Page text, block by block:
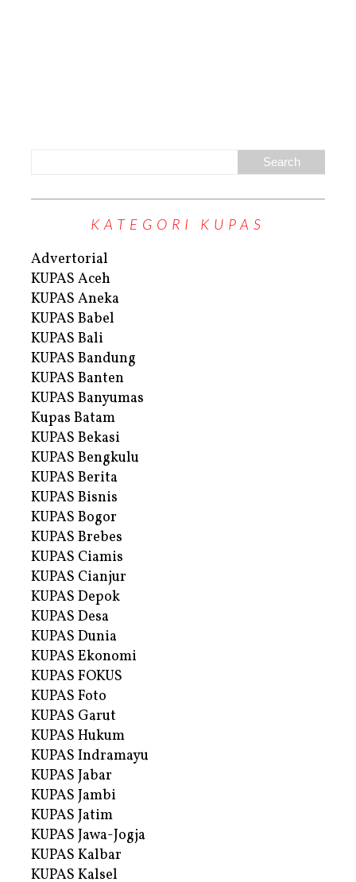
KATEGORI KUPAS
Advertorial
KUPAS Aceh
KUPAS Aneka
KUPAS Babel
KUPAS Bali
KUPAS Bandung
KUPAS Banten
KUPAS Banyumas
Kupas Batam
KUPAS Bekasi
KUPAS Bengkulu
KUPAS Berita
KUPAS Bisnis
KUPAS Bogor
KUPAS Brebes
KUPAS Ciamis
KUPAS Cianjur
KUPAS Depok
KUPAS Desa
KUPAS Dunia
KUPAS Ekonomi
KUPAS FOKUS
KUPAS Foto
KUPAS Garut
KUPAS Hukum
KUPAS Indramayu
KUPAS Jabar
KUPAS Jambi
KUPAS Jatim
KUPAS Jawa-Jogja
KUPAS Kalbar
KUPAS Kalsel